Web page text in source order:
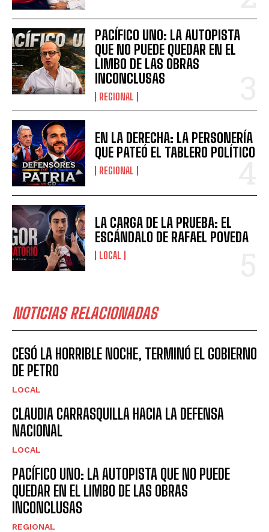
PACÍFICO UNO: LA AUTOPISTA
QUE NO PUEDE QUEDAR EN EL
LIMBO DE LAS OBRAS
INCONCLUSAS
REGIONAL
EN LA DERECHA: LA PERSONERÍA
QUE PATEÓ EL TABLERO POLÍTICO
REGIONAL
LA CARGA DE LA PRUEBA: EL
ESCÁNDALO DE RAFAEL POVEDA
LOCAL
NOTICIAS RELACIONADAS
CESÓ LA HORRIBLE NOCHE, TERMINÓ EL GOBIERNO
DE PETRO
LOCAL
CLAUDIA CARRASQUILLA HACIA LA DEFENSA
NACIONAL
LOCAL
PACÍFICO UNO: LA AUTOPISTA QUE NO PUEDE
QUEDAR EN EL LIMBO DE LAS OBRAS
INCONCLUSAS
REGIONAL